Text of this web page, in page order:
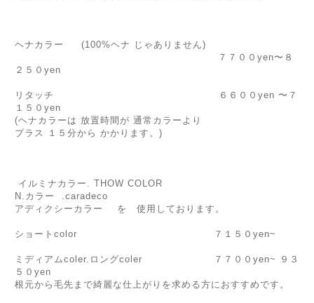
ヘナカラー (100%ヘナ じゃありません)
７７００yen〜８
２５０yen
リタッチ ６６００yen 〜７
１５０yen
(ヘナカラーは 放置時間が 通常カラーより
プラス １５分から かかります。)
イルミナカラー. THOW COLOR
N.カラー .caradeco
アディクシーカラー を 使用しております。
ショートcolor ７１５０yen~
ミディアムcoler.ロングcoler ７７００yen~ ９３
５０yen
根元から毛先まで綺麗な仕上がりを求める方におすすめです。